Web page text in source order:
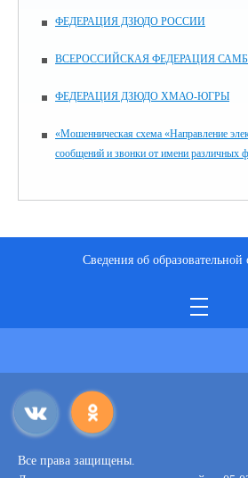
ФЕДЕРАЦИЯ ДЗЮДО РОССИИ
ВСЕРОССИЙСКАЯ ФЕДЕРАЦИЯ
ФЕДЕРАЦИЯ ДЗЮДО ХМАО-ЮГРЫ
«Мошенническая схема «Направление
сообщений и звонки от имени различных
Сведения об образовательной
Все права защищены.